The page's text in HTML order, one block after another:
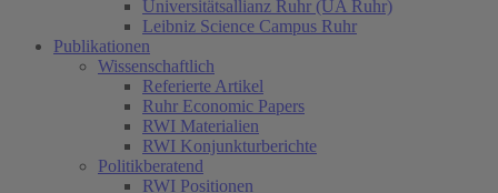
Universitätsallianz Ruhr (UA Ruhr)
Leibniz Science Campus Ruhr
Publikationen
Wissenschaftlich
Referierte Artikel
Ruhr Economic Papers
RWI Materialien
RWI Konjunkturberichte
Politikberatend
RWI Positionen